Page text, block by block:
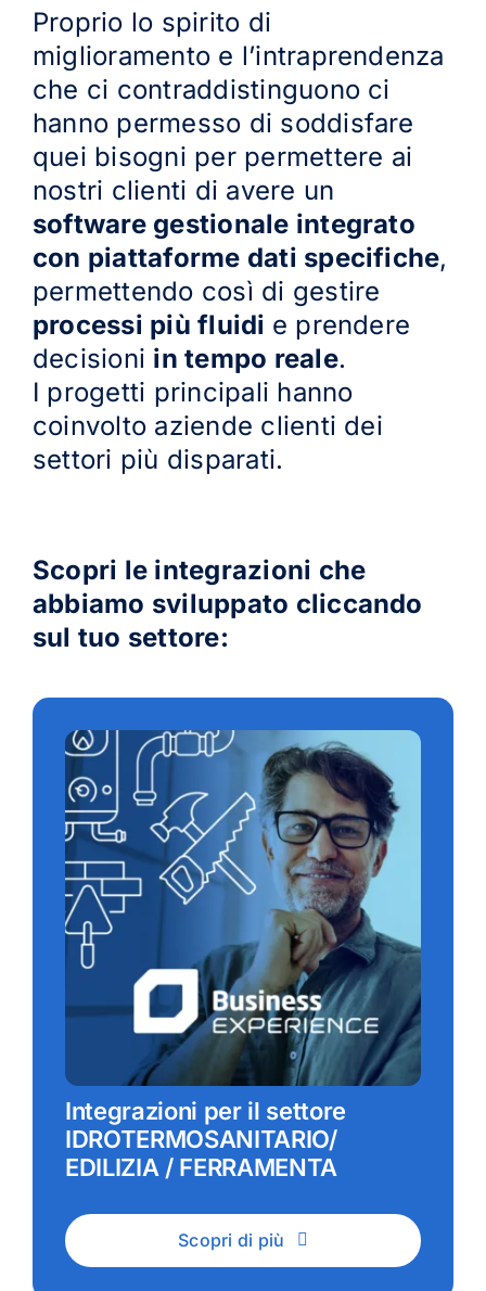
Proprio lo spirito di
miglioramento e l’intraprendenza
che ci contraddistinguono ci
hanno permesso di soddisfare
quei bisogni per permettere ai
nostri clienti di avere un
software gestionale integrato
con piattaforme dati specifiche,
permettendo così di gestire
processi più fluidi e prendere
decisioni in tempo reale.
I progetti principali hanno
coinvolto aziende clienti dei
settori più disparati.
Scopri le integrazioni che
abbiamo sviluppato cliccando
sul tuo settore:
Integrazioni per il settore
IDROTERMOSANITARIO/
EDILIZIA / FERRAMENTA
Scopri di più